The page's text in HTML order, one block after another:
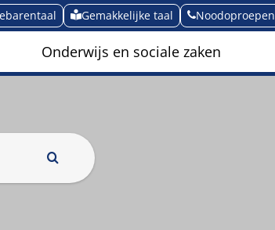
Gemakkelijke taal Noodoproepen
Onderwijs en sociale zaken